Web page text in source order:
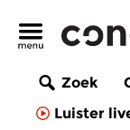
Zoek
Luister